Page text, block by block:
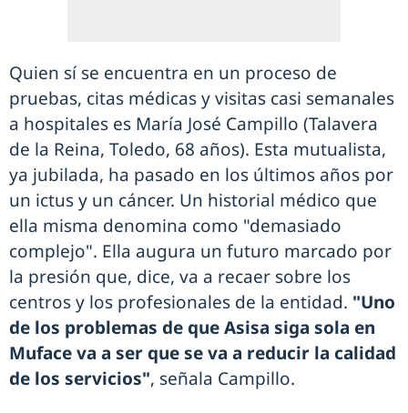
Quien sí se encuentra en un proceso de
pruebas, citas médicas y visitas casi semanales
a hospitales es María José Campillo (Talavera
de la Reina, Toledo, 68 años). Esta mutualista,
ya jubilada, ha pasado en los últimos años por
un ictus y un cáncer. Un historial médico que
ella misma denomina como "demasiado
complejo". Ella augura un futuro marcado por
la presión que, dice, va a recaer sobre los
centros y los profesionales de la entidad. "Uno
de los problemas de que Asisa siga sola en
Muface va a ser que se va a reducir la calidad
de los servicios", señala Campillo.